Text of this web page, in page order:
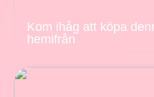
Kom ihåg att köpa
hemifrån